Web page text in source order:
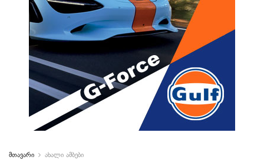
მთავარი ახალი ამბები